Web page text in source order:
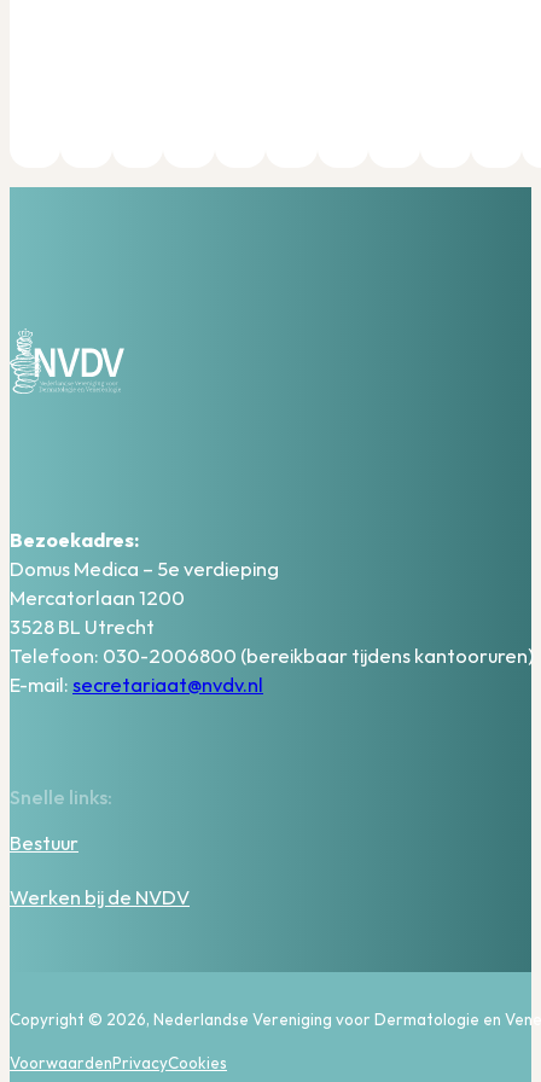
Bezoekadres:
Domus Medica – 5e verdieping
Mercatorlaan 1200
3528 BL Utrecht
Telefoon: 030-2006800 (bereikbaar tijdens kantooruren)
E-mail: secretariaat@nvdv.nl
Snelle links:
Bestuur
Werken bij de NVDV
Copyright © 2026, Nederlandse Vereniging voor Dermatologie en
VoorwaardenPrivacyCookies